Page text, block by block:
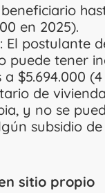
en 2025).
El postulante
puede tener
$5.694.000 (4
de
y no se
subsidio
sitio propio